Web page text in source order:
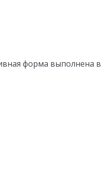
форма выполнена